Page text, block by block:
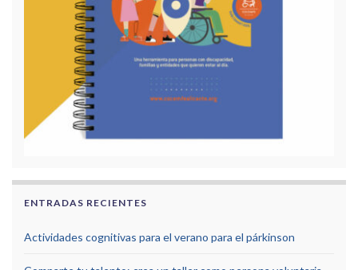
ENTRADAS RECIENTES
Actividades cognitivas para el verano para el párkinson